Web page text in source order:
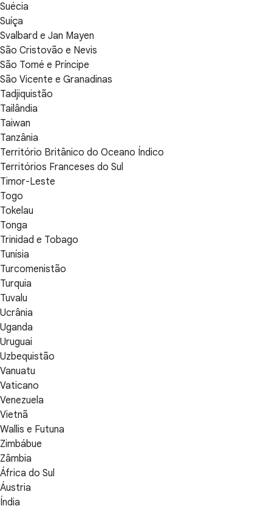
Suécia
Suíça
Svalbard e Jan Mayen
São Cristovão e Nevis
São Tomé e Príncipe
São Vicente e Granadinas
Tadjiquistão
Tailândia
Taiwan
Tanzânia
Território Britânico do Oceano Índico
Territórios Franceses do Sul
Timor-Leste
Togo
Tokelau
Tonga
Trinidad e Tobago
Tunísia
Turcomenistão
Turquia
Tuvalu
Ucrânia
Uganda
Uruguai
Uzbequistão
Vanuatu
Vaticano
Venezuela
Vietnã
Wallis e Futuna
Zimbábue
Zâmbia
África do Sul
Áustria
Índia